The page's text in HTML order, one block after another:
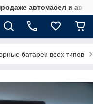
автомасел и
батареи всех типов